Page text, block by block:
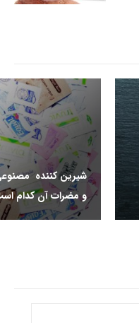
شیرین کننده
و مضرات آن کدام